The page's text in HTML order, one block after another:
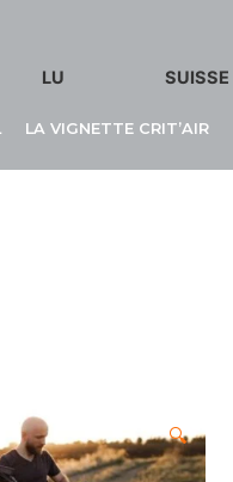
LU SUISSE
LA VIGNETTE CRIT’AIR
🔍